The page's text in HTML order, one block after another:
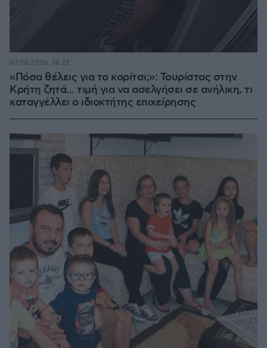
«Πόσα θέλεις για το κορίτσι;»: Τουρίστας στην
Κρήτη ζητά... τιμή για να ασελγήσει σε ανήλικη, τι
καταγγέλλει ο ιδιοκτήτης επιχείρησης
07.08.2026, 18:22